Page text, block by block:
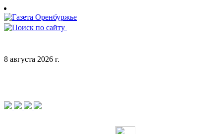
Skip
to
content
8 августа 2026 г.